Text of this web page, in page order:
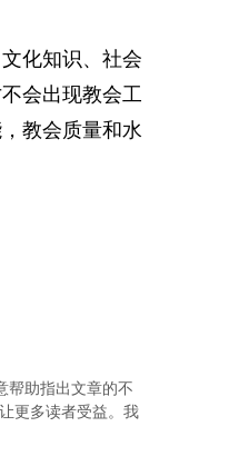
化知识、社会
会出现教会工
教会质量和水
帮助指出文章的不
更多读者受益。我